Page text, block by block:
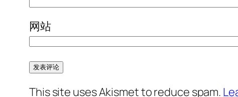
网站
This site uses Akismet to reduce spam.